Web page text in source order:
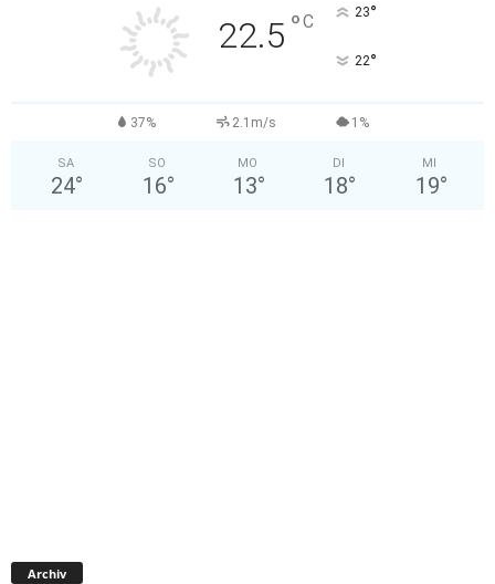
22.5 °C 23°
22°
37% 2.1m/s 1%
SA
24°
SO
16°
MO
13°
DI
18°
MI
19°
Archiv